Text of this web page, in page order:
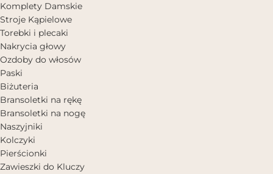
Komplety Damskie
Stroje Kąpielowe
Torebki i plecaki
Nakrycia głowy
Ozdoby do włosów
Paski
Biżuteria
Bransoletki na rękę
Bransoletki na nogę
Naszyjniki
Kolczyki
Pierścionki
Zawieszki do Kluczy